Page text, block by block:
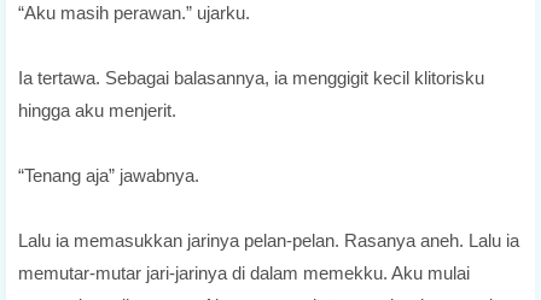
“Aku masih perawan.” ujarku.
Ia tertawa. Sebagai balasannya, ia menggigit kecil klitorisku
hingga aku menjerit.
“Tenang aja” jawabnya.
Lalu ia memasukkan jarinya pelan-pelan. Rasanya aneh. Lalu ia
memutar-mutar jari-jarinya di dalam memekku. Aku mulai